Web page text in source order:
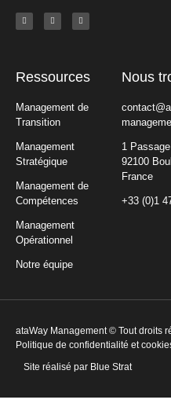
Ressources
Management de
Transition
Management
Stratégique
Management de
Compétences
Management
Opérationnel
Notre équipe
Nous
1
92100
France
+33 (0)1
ataWay Management © Tout droits
Politique de confidentialité et
Site réalisé par Blue Strat